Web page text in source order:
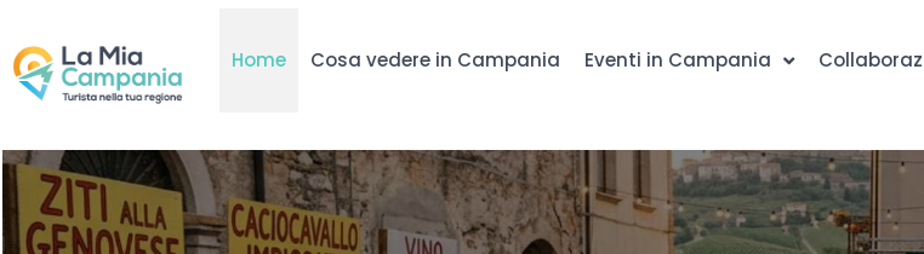
Home Cosa vedere in Campania Eventi in Campania